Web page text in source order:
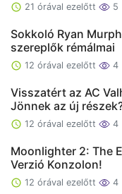
21 órával ezelőtt 5
Sokkoló Ryan
szereplők rémálmai
12 órával ezelőtt 4
Visszatért az AC
Jönnek az új
12 órával ezelőtt 4
Moonlighter 2: The
Verzió Konzolon!
12 órával ezelőtt 4